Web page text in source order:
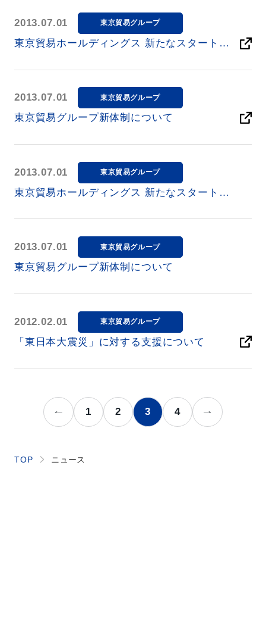
2013.07.01 東京貿易グループ
東京貿易ホールディングス 新たなスタート！
2013.07.01 東京貿易グループ
東京貿易グループ新体制について
2013.07.01 東京貿易グループ
東京貿易ホールディングス 新たなスタート！
2013.07.01 東京貿易グループ
東京貿易グループ新体制について
2012.02.01 東京貿易グループ
「東日本大震災」に対する支援について
« 1 2 3 4 »
ニュース